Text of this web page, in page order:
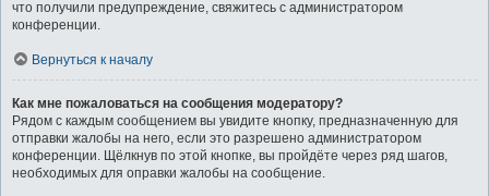
что получили предупреждение, свяжитесь с администратором
конференции.
Вернуться к началу
Как мне пожаловаться на сообщения модератору?
Рядом с каждым сообщением вы увидите кнопку, предназначенную для
отправки жалобы на него, если это разрешено администратором
конференции. Щёлкнув по этой кнопке, вы пройдёте через ряд шагов,
необходимых для оправки жалобы на сообщение.